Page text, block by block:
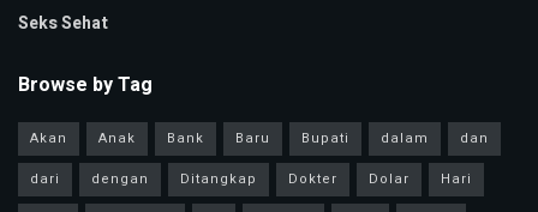
Seks Sehat
Browse by Tag
Akan Anak Bank Baru Bupati dalam
dan
dari
dengan Ditangkap Dokter Dolar
Hari